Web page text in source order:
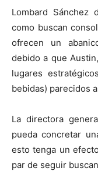
Lombard
como buscan
ofrecen un
debido a que
lugares
bebidas) parecidos
La directora
pueda concretar
esto tenga un
par de seguir